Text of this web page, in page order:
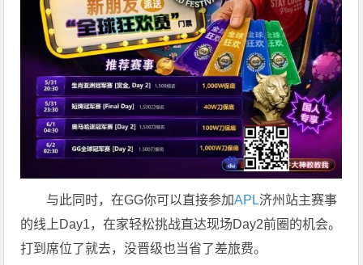
与此同时，在GG你可以直接参加APL济州站主赛事
的线上Day1，在家轻松挑战直达现场Day2前圈的机会。
打到席位了就去，没晋级也当省了差旅费。